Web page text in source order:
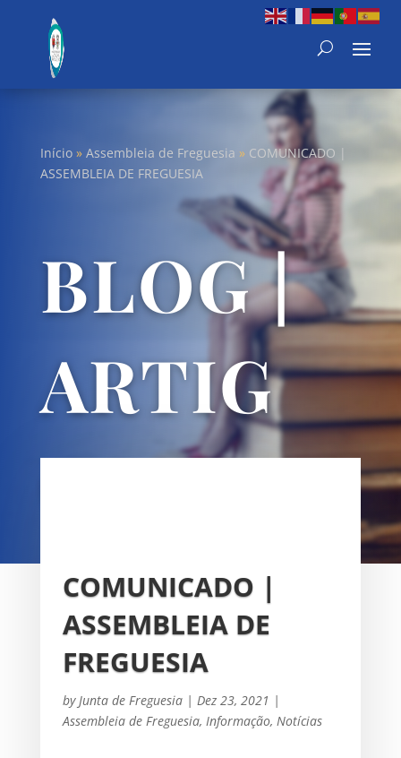
Início» Assembleia de Freguesia » COMUNICADO |
ASSEMBLEIA DE FREGUESIA
BLOG |
ARTIG
OS
COMUNICADO |
ASSEMBLEIA DE
FREGUESIA
by Junta de Freguesia| Dez 23, 2021 |
Assembleia de Freguesia, Informação, Notícias